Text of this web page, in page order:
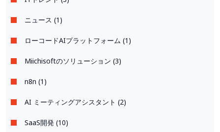
ニュース (1)
ローコードAIプラットフォーム (1)
Miichisoftのソリューション (3)
n8n (1)
AI ミーティングアシスタント (2)
SaaS開発 (10)